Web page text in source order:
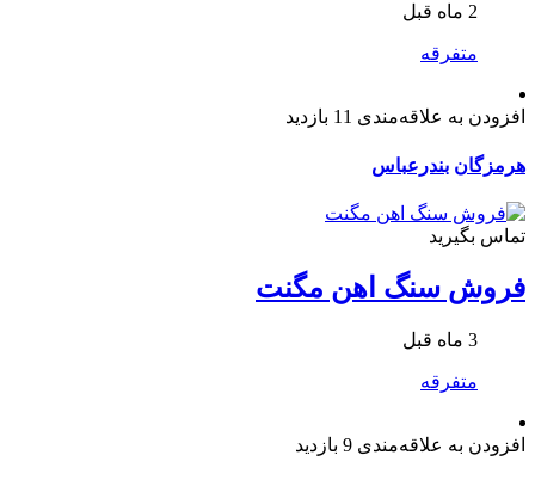
2 ماه قبل
متفرقه
افزودن به علاقه‌مندی 11 بازدید
هرمزگان بندرعباس
تماس بگیرید
فروش سنگ اهن مگنت
3 ماه قبل
متفرقه
افزودن به علاقه‌مندی 9 بازدید